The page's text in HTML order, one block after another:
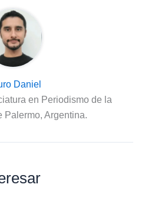
Daniel
en Periodismo de la
Palermo, Argentina.